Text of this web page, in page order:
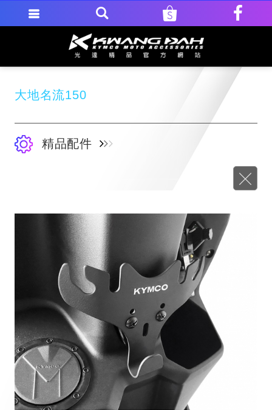
大地名流150
精品配件